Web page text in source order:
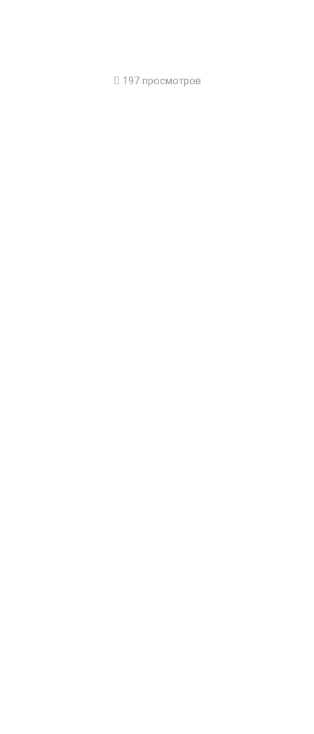
197 просмотров